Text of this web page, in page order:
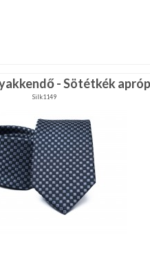
- Sötétkék
Silk1149